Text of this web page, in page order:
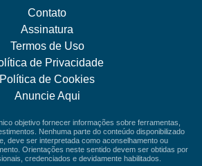
Contato
Assinatura
Termos de Uso
de Privacidade
Política de Cookies
Anuncie Aqui
objetivo fornecer informações sobre ferramentas,
Nenhuma parte do conteúdo disponibilizado
deve ser interpretada como aconselhamento ou
Orientações neste sentido devem ser obtidas por
credenciados e devidamente habilitados.